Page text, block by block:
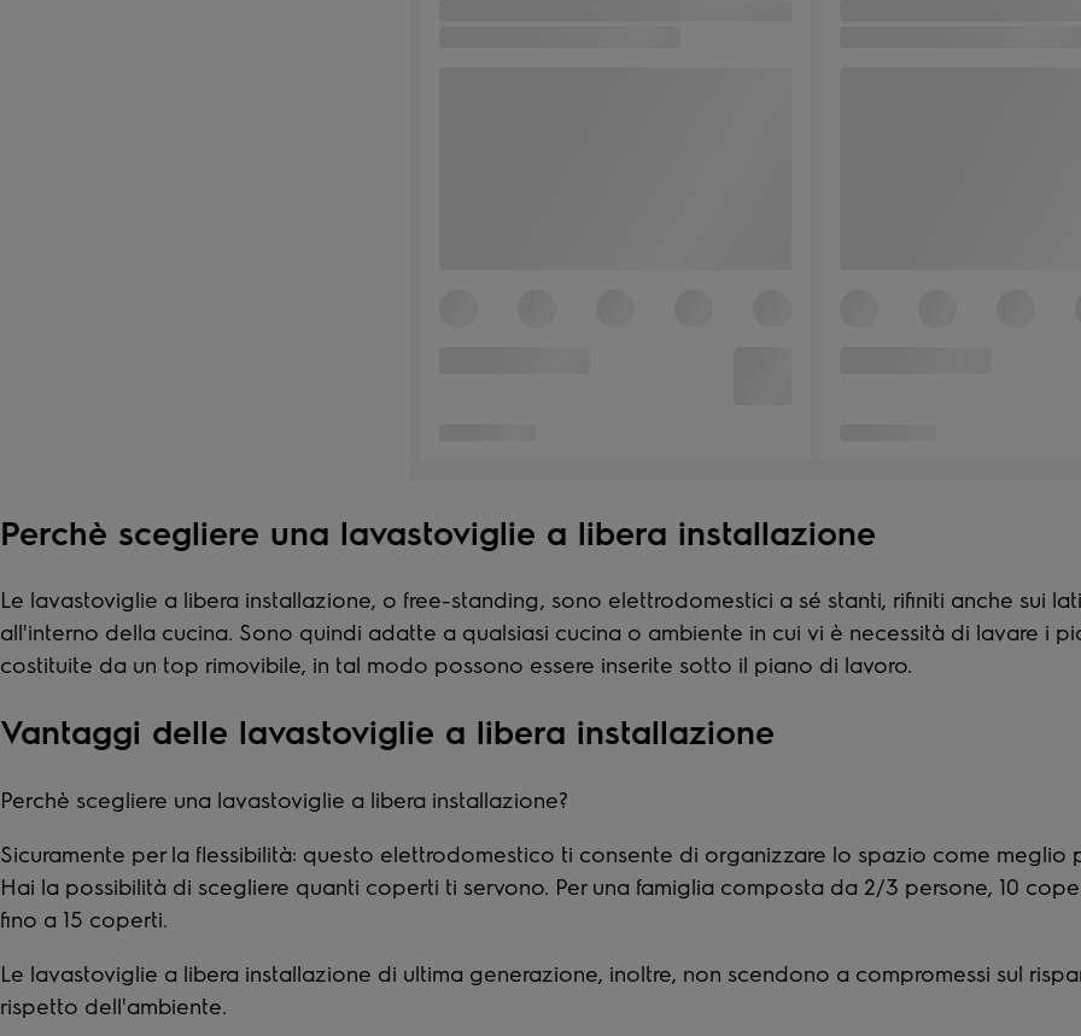
Perchè scegliere una lavastoviglie a libera installazione
Le lavastoviglie a libera installazione, o free-standing, sono elettrodomestici a sé stanti, rifiniti anche sui
all'interno della cucina. Sono quindi adatte a qualsiasi cucina o ambiente in cui vi è necessità di lavare i
costituite da un top rimovibile, in tal modo possono essere inserite sotto il piano di lavoro.
Vantaggi delle lavastoviglie a libera installazione
Perchè scegliere una lavastoviglie a libera installazione?
Sicuramente per la flessibilità: questo elettrodomestico ti consente di organizzare lo spazio come meglio
Hai la possibilità di scegliere quanti coperti ti servono. Per una famiglia composta da 2/3 persone, 10
fino a 15 coperti.
Le lavastoviglie a libera installazione di ultima generazione, inoltre, non scendono a compromessi sul
rispetto dell'ambiente.